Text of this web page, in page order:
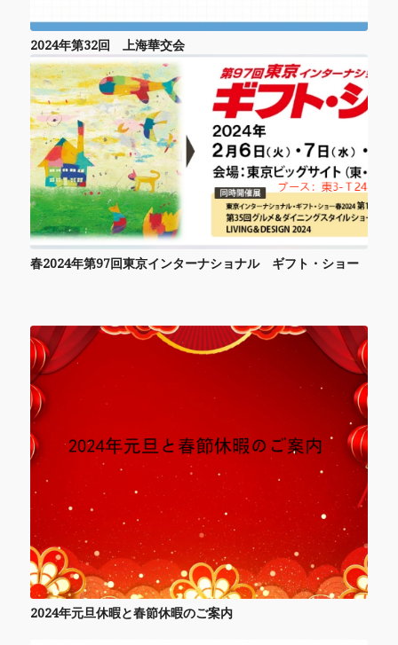
2024年第32回 上海華交会
春2024年第97回東京インターナショナル ギフト・ショー
2024年元旦休暇と春節休暇のご案内